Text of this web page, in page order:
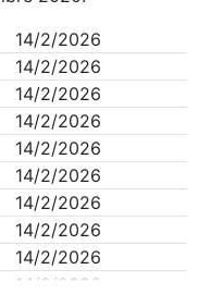
14/2/2026
14/2/2026
14/2/2026
14/2/2026
14/2/2026
14/2/2026
14/2/2026
14/2/2026
14/2/2026
14/2/2026